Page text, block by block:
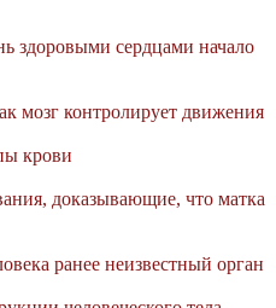
здоровыми сердцами начало
мозг контролирует движения
крови
доказывающие, что матка
ранее неизвестный орган